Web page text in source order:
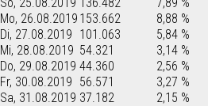
Mo, 26.08.2019 153.662 8,88 %
Di, 27.08.2019 101.063 5,84 %
Mi, 28.08.2019 54.321 3,14 %
Do, 29.08.2019 44.360 2,56 %
Fr, 30.08.2019 56.571 3,27 %
Sa, 31.08.2019 37.182 2,15 %